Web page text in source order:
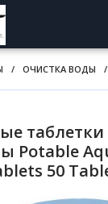
/ ОЧИСТКА ВОДЫ /
Potable
50